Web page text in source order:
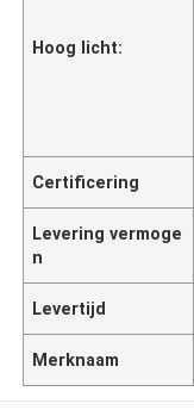
Hoog licht:
Certificering
Levering vermoge
n
Levertijd
Merknaam